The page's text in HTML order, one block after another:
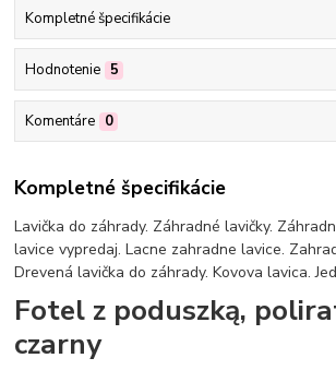
Kompletné špecifikácie
Hodnotenie 5
Komentáre 0
Kompletné špecifikácie
Lavička do záhrady. Záhradné lavičky.
lavice vypredaj. Lacne zahradne lavice.
Drevená lavička do záhrady. Kovova lavica.
Fotel z poduszką,
czarny